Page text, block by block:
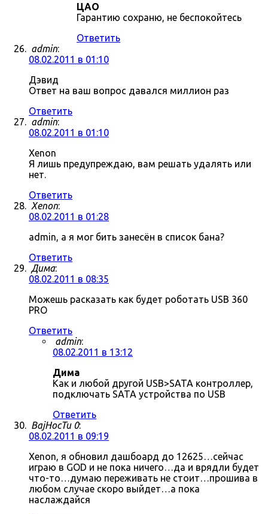
ЦАО
Гарантию сохраню, не беспокойтесь
Ответить
admin:
08.02.2011 в 01:10
Дэвид
Ответ на ваш вопрос давался миллион раз
Ответить
admin:
08.02.2011 в 01:10
Xenon
Я лишь предупреждаю, вам решать удалять или
нет.
Ответить
Xenon:
08.02.2011 в 01:28
admin, а я мог бить занесён в список бана?
Ответить
Дима:
08.02.2011 в 08:35
Можешь расказать как будет роботать USB 360
PRO
Ответить
admin:
08.02.2011 в 13:12
Дима
Как и любой другой USB>SATA контроллер,
подключать SATA устройства по USB
Ответить
BajHocTu 0:
08.02.2011 в 09:19
Xenon, я обновил дашбоард до 12625…сейчас
играю в GOD и не пока ничего…да и врядли будет
что-то…думаю переживать не стоит…прошива в
любом случае скоро выйдет…а пока
наслаждайся